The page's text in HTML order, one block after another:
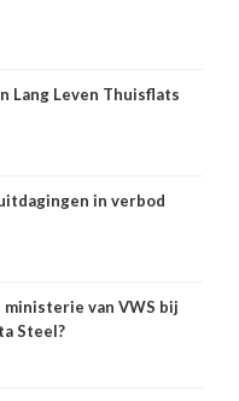
Lang Leven Thuisflats
in verbod
ministerie van VWS bij
Steel?